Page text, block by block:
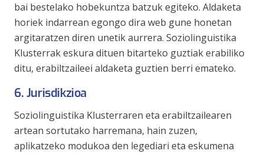
bai bestelako hobekuntza batzuk egiteko. Aldaketa
horiek indarrean egongo dira web gune honetan
argitaratzen diren unetik aurrera. Soziolinguistika
Klusterrak eskura dituen bitarteko guztiak erabiliko
ditu, erabiltzaileei aldaketa guztien berri emateko.
6. Jurisdikzioa
Soziolinguistika Klusterraren eta erabiltzailearen
artean sortutako harremana, hain zuzen,
aplikatzeko modukoa den legediari eta eskumena